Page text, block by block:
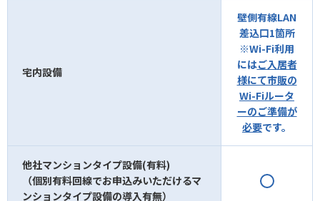
宅内設備
壁側有線LAN
差込口1箇所
※Wi-Fi利用
にはご入居者
様にて市販の
Wi-Fiルータ
ーのご準備が
必要です。
他社マンションタイプ設備(有料)
（個別有料回線でお申込みいただけるマ
ンションタイプ設備の導入有無）